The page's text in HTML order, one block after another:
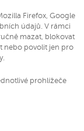
Firefox, Google
údajů. V rámci
mazat, blokovat
nebo povolit jen pro
prohlížeče